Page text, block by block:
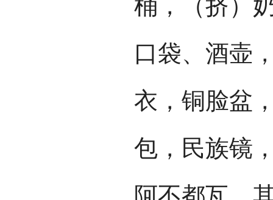
桶，（挤）
口袋、酒壶
衣，铜脸盆
包，民族镜